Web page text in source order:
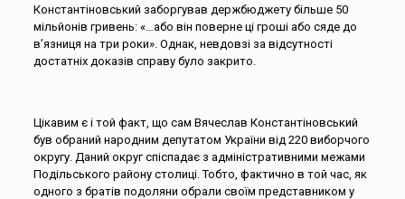
Константіновський заборгував держбюджету більше 50
мільйонів гривень: «…або він поверне ці гроші або сяде до
в’язниця на три роки». Однак, невдовзі за відсутності
достатніх доказів справу було закрито.
Цікавим є і той факт, що сам Вячеслав Константіновський
був обраний народним депутатом України від 220 виборчого
округу. Даний округ спіспадає з адміністративними межами
Подільського району столиці. Тобто, фактично в той час, як
одного з братів подоляни обрали своїм представником у